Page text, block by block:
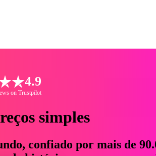
4.9
on Trustpilot
simples
confiado por mais de